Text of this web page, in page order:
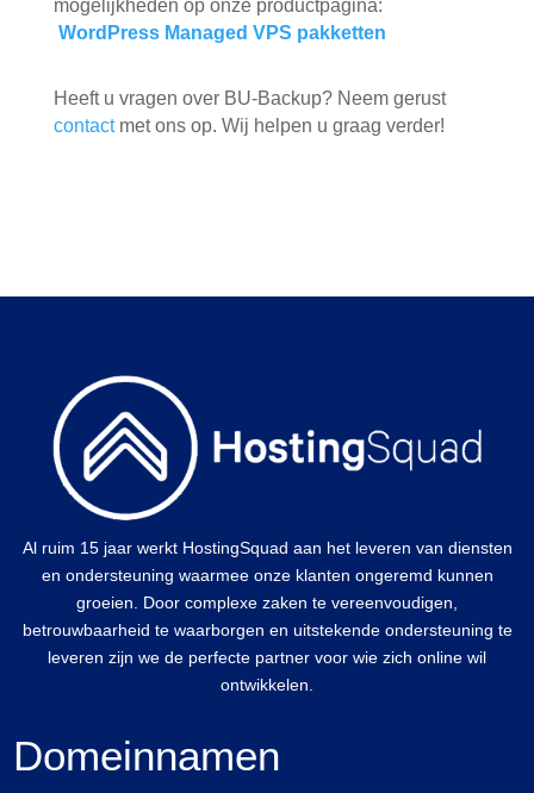
mogelijkheden op onze productpagina:
WordPress Managed VPS pakketten
Heeft u vragen over BU-Backup? Neem gerust
contactmet ons op. Wij helpen u graag verder!
Al ruim 15 jaar werkt HostingSquad aan het leveren van diensten
en ondersteuning waarmee onze klanten ongeremd kunnen
groeien. Door complexe zaken te vereenvoudigen,
betrouwbaarheid te waarborgen en uitstekende ondersteuning te
leveren zijn we de perfecte partner voor wie zich online wil
ontwikkelen.
Domeinnamen